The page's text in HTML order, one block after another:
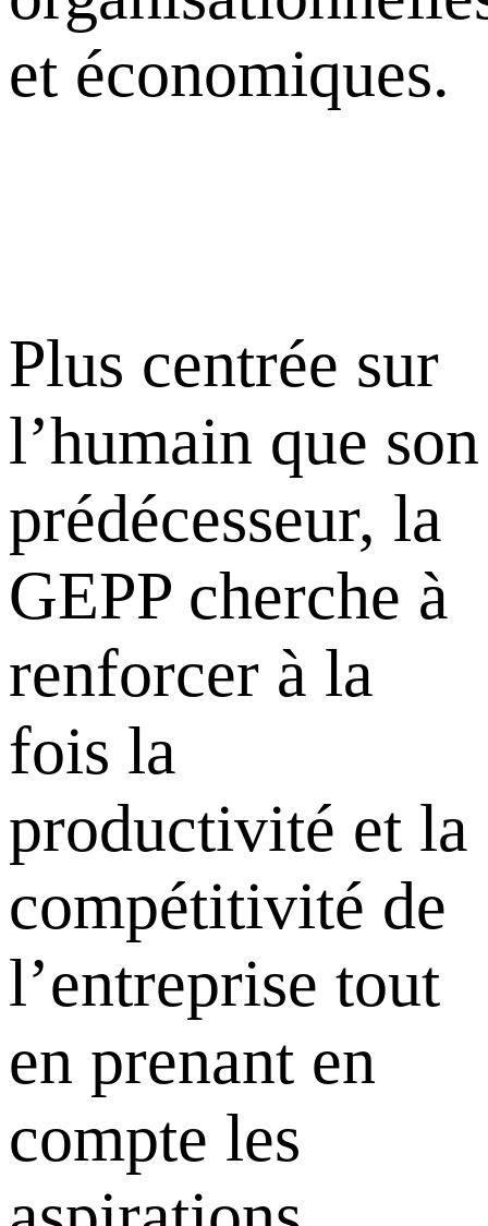
et économiques.
Plus centrée sur
l’humain que son
prédécesseur, la
GEPP cherche à
renforcer à la
fois la
productivité et la
compétitivité de
l’entreprise tout
en prenant en
compte les